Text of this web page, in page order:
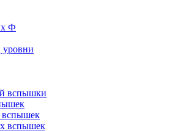
Ф
уровни
вспышки
вспышек
вспышек